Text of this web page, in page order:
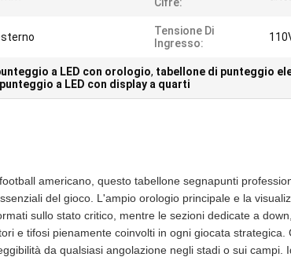
Tensione Di
Ingresso:
a LED con orologio, tabellone di punteggio
a LED con display a quarti
americano, questo tabellone segnapunti
del gioco. L'ampio orologio principale e la
sullo stato critico, mentre le sezioni dedicate a
e tifosi pienamente coinvolti in ogni giocata strategica.
da qualsiasi angolazione negli stadi o sui campi.